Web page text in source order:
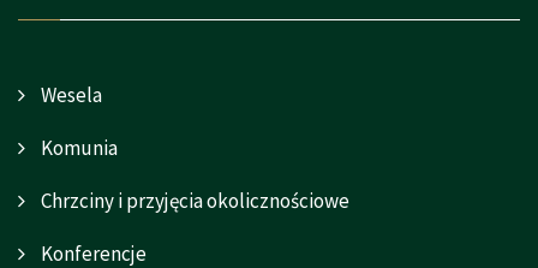
Wesela
Komunia
Chrzciny i przyjęcia okolicznościowe
Konferencje